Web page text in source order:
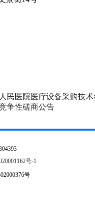
民医院医疗设备采购技
争性磋商公告
号-1
号